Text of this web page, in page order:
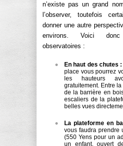
n’existe pas un grand
l’observer, toutefois
donner une autre
environs. Voici
observatoires :
En haut des chutes :
place vous pourrez
les hauteurs
gratuitement. Entre
de la barrière en
escaliers de la
belles vues
La plateforme en
vous faudra prendre
(550 Yens pour un
un enfant, ouvert